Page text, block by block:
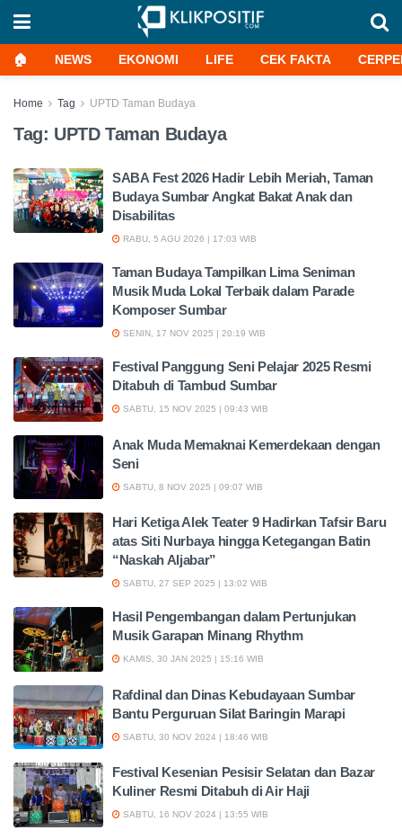
🏠 NEWS EKONOMI LIFE CEK FAKTA
Home Tag UPTD Taman Budaya
Tag: UPTD Taman Budaya
SABA Fest 2026 Hadir Lebih Meriah, Taman
Budaya Sumbar Angkat Bakat Anak dan
Disabilitas
RABU, 5 AGU 2026 | 17:03 WIB
Taman Budaya Tampilkan Lima Seniman
Musik Muda Lokal Terbaik dalam Parade
Komposer Sumbar
SENIN, 17 NOV 2025 | 20:19 WIB
Festival Panggung Seni Pelajar 2025 Resmi
Ditabuh di Tambud Sumbar
SABTU, 15 NOV 2025 | 09:43 WIB
Anak Muda Memaknai Kemerdekaan dengan
Seni
SABTU, 8 NOV 2025 | 09:07 WIB
Hari Ketiga Alek Teater 9 Hadirkan Tafsir Baru
atas Siti Nurbaya hingga Ketegangan Batin
“Naskah Aljabar”
SABTU, 27 SEP 2025 | 13:02 WIB
Hasil Pengembangan dalam Pertunjukan
Musik Garapan Minang Rhythm
KAMIS, 30 JAN 2025 | 15:16 WIB
Rafdinal dan Dinas Kebudayaan Sumbar
Bantu Perguruan Silat Baringin Marapi
SABTU, 30 NOV 2024 | 18:46 WIB
Festival Kesenian Pesisir Selatan dan Bazar
Kuliner Resmi Ditabuh di Air Haji
SABTU, 16 NOV 2024 | 13:55 WIB